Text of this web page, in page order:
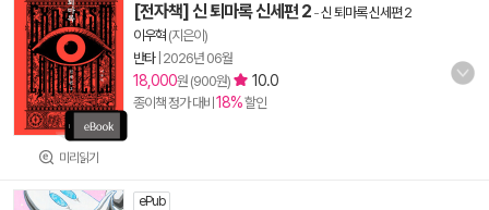
미리읽기
[전자책] 신 퇴마록 신세편 2 -신 퇴마록 신세편 2
이우혁 (지은이)
반타| 2026년 06월
18,000원 (900원) 10.0
종이책 정가 대비 18%할인
ePub